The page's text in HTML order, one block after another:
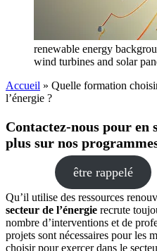
renewable energy
wind turbines and solar
Accueil » Quelle formation
l’énergie ?
Contactez-nous pour en
plus sur nos
être rappelé
Qu’il utilise des ressources
secteur de l’énergie recrute
nombre d’interventions et de
projets sont nécessaires pour les
choisir pour exercer dans le